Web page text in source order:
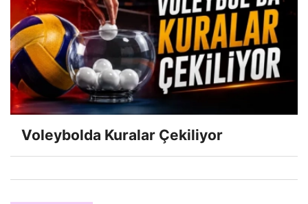
Voleybolda Kuralar Çekiliyor